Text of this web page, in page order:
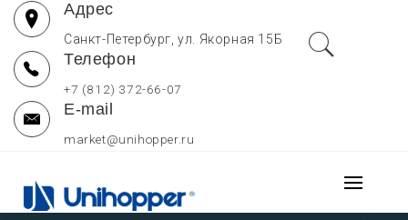
Перейти
содержимому
Адрес
Санкт-Петербург, ул. Якорная 15Б
Телефон
+7 (812) 372-66-07
E-mail
market@unihopper.ru
UNIHOPPER РОССИЯ
Основное
меню